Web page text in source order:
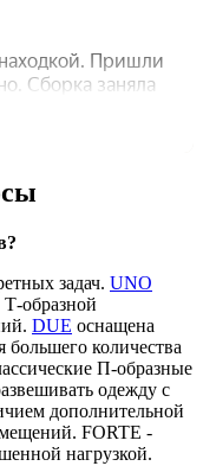
задач. UNO
образной
DUE оснащена
количества
П-образные
одежду с
дополнительной
FORTE -
нагрузкой.